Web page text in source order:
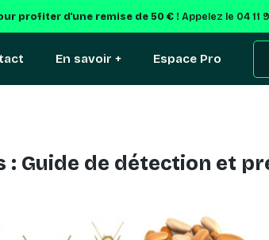
profiter d'une remise de 50 € ! Appelez le 04 11
En savoir + Espace Pro
: Guide de détection et